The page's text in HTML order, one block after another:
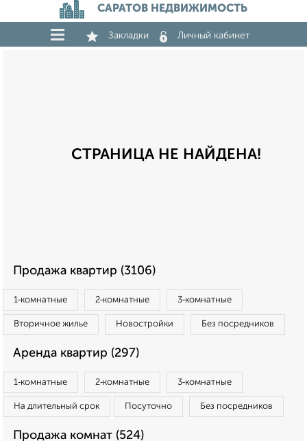
САРАТОВ НЕДВИЖИМОСТЬ
Закладки Личный кабинет
СТРАНИЦА НЕ НАЙДЕНА!
Продажа квартир (3106)
1‑комнатные 2‑комнатные 3‑комнатные
Вторичное жилье Новостройки Без посредников
Аренда квартир (297)
1‑комнатные 2‑комнатные 3‑комнатные
На длительный срок Посуточно Без посредников
Продажа комнат (524)